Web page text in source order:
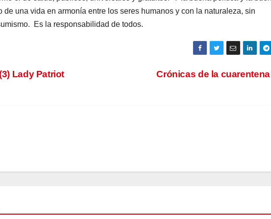
una vida en armonía entre los seres humanos y con la naturaleza, sin
Es la responsabilidad de todos.
Crónicas de la
Lady Patriot